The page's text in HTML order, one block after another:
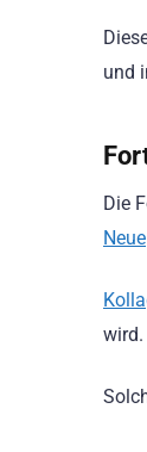
und
Die
Neue
wird.